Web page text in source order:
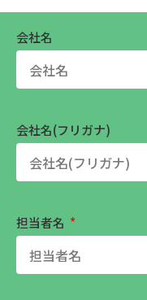
会社名
会社名(フリガナ)
担当者名